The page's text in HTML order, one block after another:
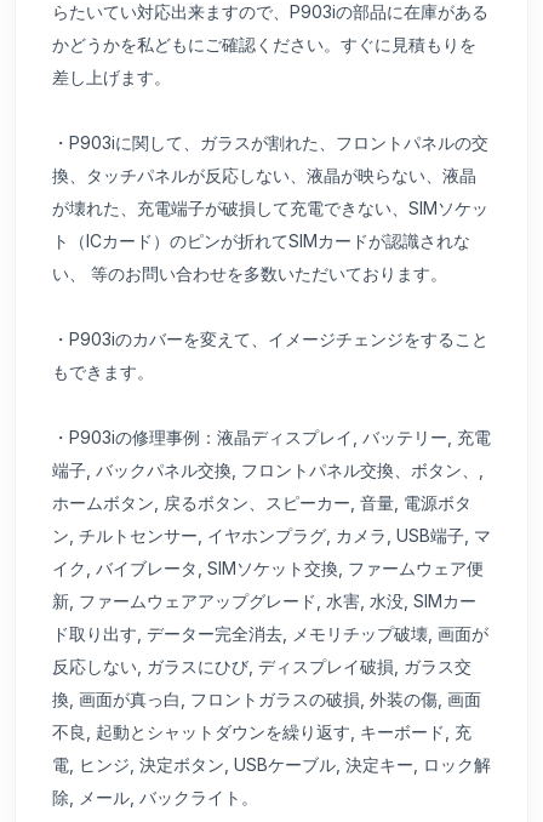
らたいてい対応出来ますので、P903iの部品に在庫がある
かどうかを私どもにご確認ください。すぐに見積もりを
差し上げます。
・P903iに関して、ガラスが割れた、フロントパネルの交
換、タッチパネルが反応しない、液晶が映らない、液晶
が壊れた、充電端子が破損して充電できない、SIMソケッ
ト（ICカード）のピンが折れてSIMカードが認識されな
い、 等のお問い合わせを多数いただいております。
・P903iのカバーを変えて、イメージチェンジをすること
もできます。
・P903iの修理事例：液晶ディスプレイ, バッテリー, 充電
端子, バックパネル交換, フロントパネル交換、ボタン、,
ホームボタン, 戻るボタン、スピーカー, 音量, 電源ボタ
ン, チルトセンサー, イヤホンプラグ, カメラ, USB端子, マ
イク, バイブレータ, SIMソケット交換, ファームウェア便
新, ファームウェアアップグレード, 水害, 水没, SIMカー
ド取り出す, データー完全消去, メモリチップ破壊, 画面が
反応しない, ガラスにひび, ディスプレイ破損, ガラス交
換, 画面が真っ白, フロントガラスの破損, 外装の傷, 画面
不良, 起動とシャットダウンを繰り返す, キーボード, 充
電, ヒンジ, 決定ボタン, USBケーブル, 決定キー, ロック解
除, メール, バックライト。